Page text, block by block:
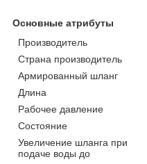
Основные атрибуты
Производитель
Страна производитель
Армированный шланг
Длина
Рабочее давление
Состояние
Увеличение шланга при
подаче воды до